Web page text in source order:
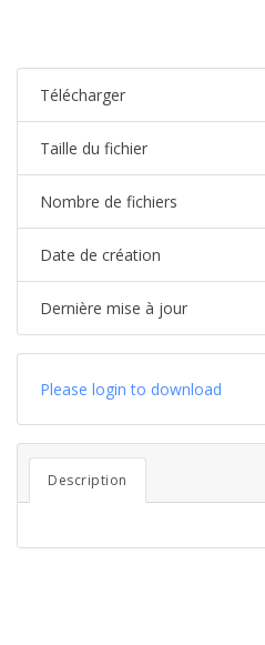
Télécharger
Taille du fichier
Nombre de fichiers
Date de création
Dernière mise à jour
Please login to download
Description